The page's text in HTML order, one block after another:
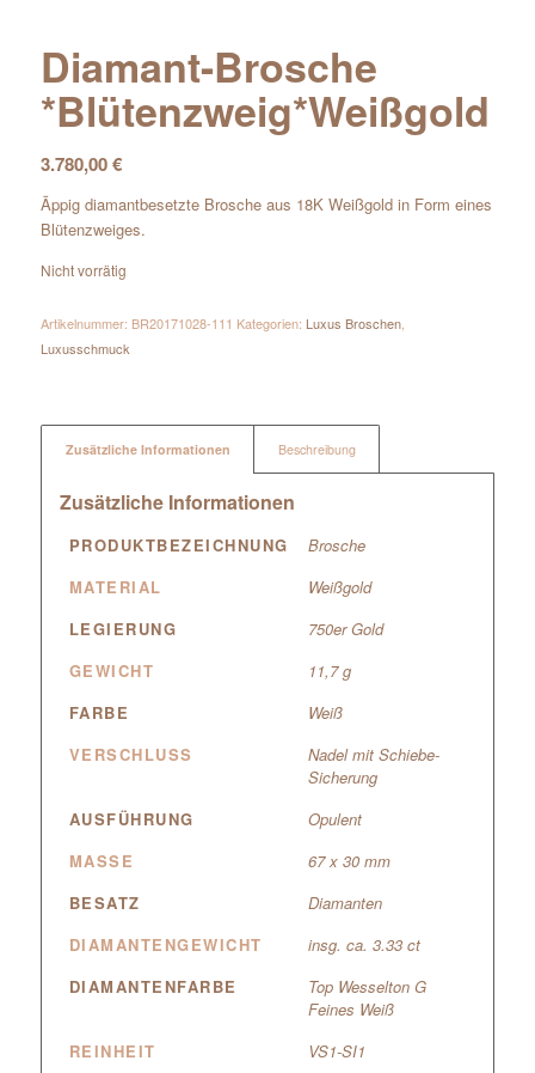
Diamant-Brosche
*Blütenzweig*Weißgold
3.780,00€
Ãppig diamantbesetzte Brosche aus 18K Weißgold in Form eines
Blütenzweiges.
Nicht vorrätig
Artikelnummer: BR20171028-111 Kategorien: Luxus Broschen,
Luxusschmuck
Zusätzliche Informationen Beschreibung
Zusätzliche Informationen
PRODUKTBEZEICHNUNG
Brosche
MATERIAL
Weißgold
LEGIERUNG
750er Gold
GEWICHT
11,7 g
FARBE
Weiß
VERSCHLUSS
Nadel mit Schiebe-
Sicherung
AUSFÜHRUNG
Opulent
MASSE
67 x 30 mm
BESATZ
Diamanten
DIAMANTENGEWICHT
insg. ca. 3.33 ct
DIAMANTENFARBE
Top Wesselton G
Feines Weiß
REINHEIT
VS1-SI1